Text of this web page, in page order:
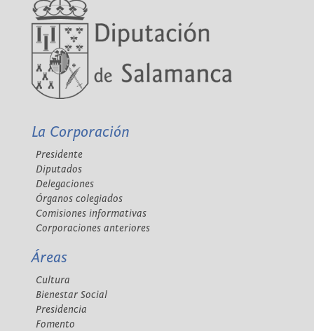
La Corporación
Presidente
Diputados
Delegaciones
Órganos colegiados
Comisiones informativas
Corporaciones anteriores
Áreas
Cultura
Bienestar Social
Presidencia
Fomento